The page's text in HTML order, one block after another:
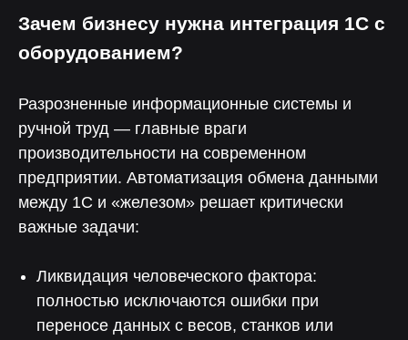
Зачем бизнесу нужна интеграция 1С с
оборудованием?
Разрозненные информационные системы и
ручной труд — главные враги
производительности на современном
предприятии. Автоматизация обмена данными
между 1С и «железом» решает критически
важные задачи:
Ликвидация человеческого фактора:
полностью исключаются ошибки при
переносе данных с весов, станков или